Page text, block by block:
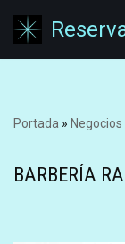
Saltar
Portada » Negocios
BARBERÍA